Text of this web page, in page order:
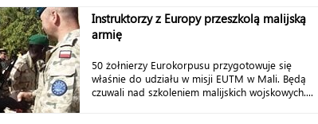
Instruktorzy z Europy przeszkolą malijską
armię
50 żołnierzy Eurokorpusu przygotowuje się
właśnie do udziału w misji EUTM w Mali. Będą
czuwali nad szkoleniem malijskich wojskowych....